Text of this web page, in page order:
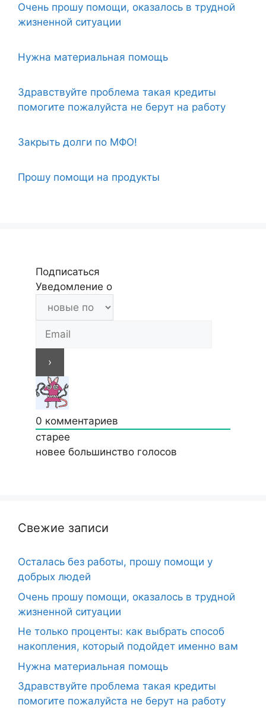
Очень прошу помощи, оказалось в трудной
жизненной ситуации
Нужна материальная помощь
Здравствуйте проблема такая кредиты
помогите пожалуйста не берут на работу
Закрыть долги по МФО!
Прошу помощи на продукты
Подписаться
Уведомление о
0 комментариев
старее
новее большинство голосов
Свежие записи
Осталась без работы, прошу помощи у
добрых людей
Очень прошу помощи, оказалось в трудной
жизненной ситуации
Не только проценты: как выбрать способ
накопления, который подойдет именно вам
Нужна материальная помощь
Здравствуйте проблема такая кредиты
помогите пожалуйста не берут на работу